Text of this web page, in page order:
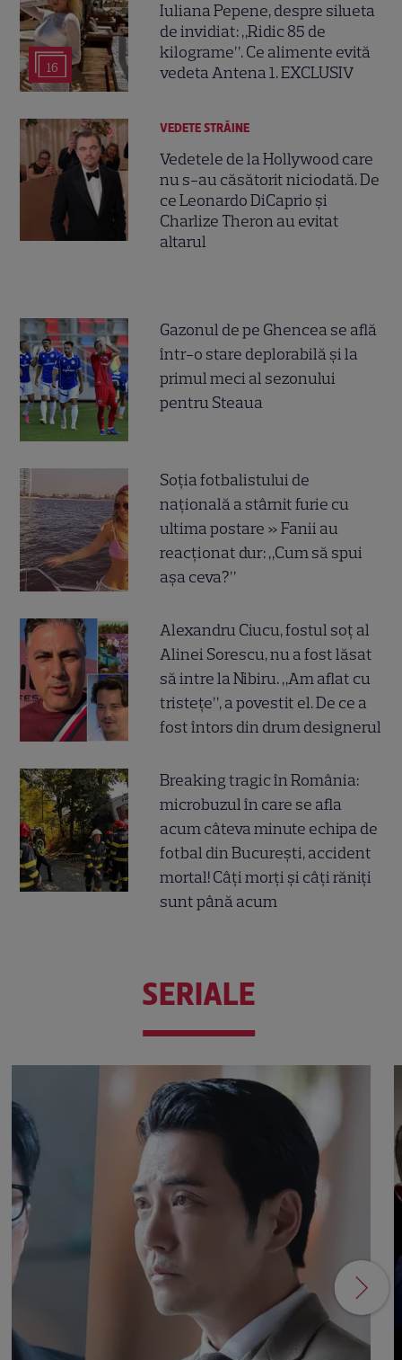
16
Iuliana Pepene, despre silueta
de invidiat: „Ridic 85 de
kilograme”. Ce alimente evită
vedeta Antena 1. EXCLUSIV
VEDETE STRĂINE
Vedetele de la Hollywood care
nu s-au căsătorit niciodată. De
ce Leonardo DiCaprio și
Charlize Theron au evitat
altarul
Gazonul de pe Ghencea se află
într-o stare deplorabilă și la
primul meci al sezonului
pentru Steaua
Soția fotbalistului de
națională a stârnit furie cu
ultima postare » Fanii au
reacționat dur: „Cum să spui
așa ceva?”
Alexandru Ciucu, fostul soț al
Alinei Sorescu, nu a fost lăsat
să intre la Nibiru. „Am aflat cu
tristețe”, a povestit el. De ce a
fost întors din drum designerul
Breaking tragic în România:
microbuzul în care se afla
acum câteva minute echipa de
fotbal din București, accident
mortal! Câți morți și câți răniți
sunt până acum
SERIALE